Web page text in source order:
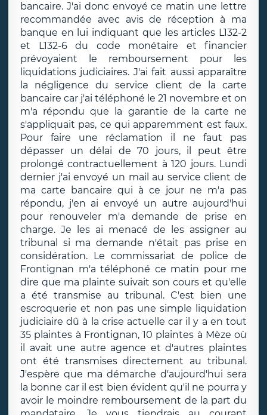
bancaire. J'ai donc envoyé ce matin une lettre
recommandée avec avis de réception à ma
banque en lui indiquant que les articles L132-2
et L132-6 du code monétaire et financier
prévoyaient le remboursement pour les
liquidations judiciaires. J'ai fait aussi apparaître
la négligence du service client de la carte
bancaire car j'ai téléphoné le 21 novembre et on
m'a répondu que la garantie de la carte ne
s'appliquait pas, ce qui apparemment est faux.
Pour faire une réclamation il ne faut pas
dépasser un délai de 70 jours, il peut être
prolongé contractuellement à 120 jours. Lundi
dernier j'ai envoyé un mail au service client de
ma carte bancaire qui à ce jour ne m'a pas
répondu, j'en ai envoyé un autre aujourd'hui
pour renouveler m'a demande de prise en
charge. Je les ai menacé de les assigner au
tribunal si ma demande n'était pas prise en
considération. Le commissariat de police de
Frontignan m'a téléphoné ce matin pour me
dire que ma plainte suivait son cours et qu'elle
a été transmise au tribunal. C'est bien une
escroquerie et non pas une simple liquidation
judiciaire dû à la crise actuelle car il y a en tout
35 plaintes à Frontignan, 10 plaintes à Mèze où
il avait une autre agence et d'autres plaintes
ont été transmises directement au tribunal.
J'espère que ma démarche d'aujourd'hui sera
la bonne car il est bien évident qu'il ne pourra y
avoir le moindre remboursement de la part du